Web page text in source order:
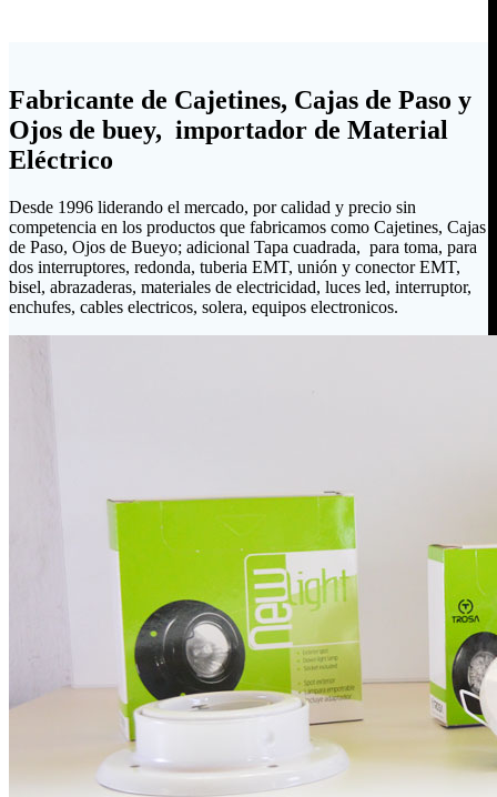
Fabricante de Cajetines, Cajas de Paso y
Ojos de buey, importador de Material
Eléctrico
Desde 1996 liderando el mercado, por calidad y precio sin
competencia en los productos que fabricamos como Cajetines, Cajas
de Paso, Ojos de Bueyo; adicional Tapa cuadrada, para toma, para
dos interruptores, redonda, tuberia EMT, unión y conector EMT,
bisel, abrazaderas, materiales de electricidad, luces led, interruptor,
enchufes, cables electricos, solera, equipos electronicos.